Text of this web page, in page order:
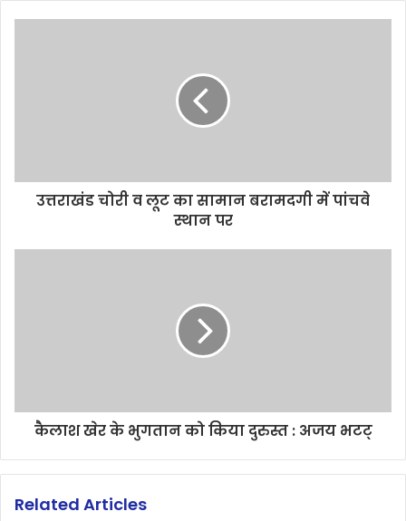
उत्तराखंड चोरी व लूट का सामान बरामदगी में पांचवे
स्थान पर
कैलाश खेर के भुगतान को किया दुरुस्त : अजय भटट्
Related Articles